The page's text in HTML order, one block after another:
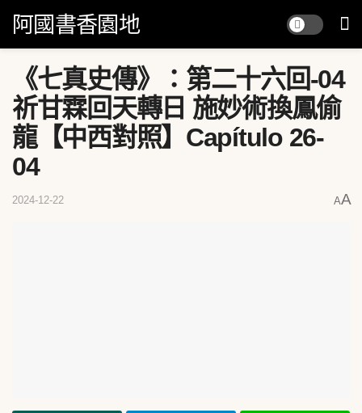
阿國書香園地
《七真史傳》：第二十六回-04
祈甘霖回天轉日 施妙術換鳳偷
龍【中西對照】Capítulo 26-
04
2024-12-22 AA